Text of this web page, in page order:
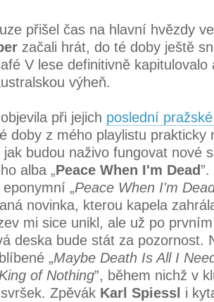
přišel čas na hlavní hvězdy
začali hrát, do té doby ještě
V lese definitivně
výheň.
při jejich poslední
doby z mého playlistu prakticky
budou naživo fungovat nové
alba „Peace When I'm Dead
eponymní „Peace When I'm
novinka, kterou kapela
mi sice unikl, ale už po
deska bude stát za pozornost.
„Maybe Death Is All I
King of Nothing”, během nichž v
Zpěvák Karl Spiessl i